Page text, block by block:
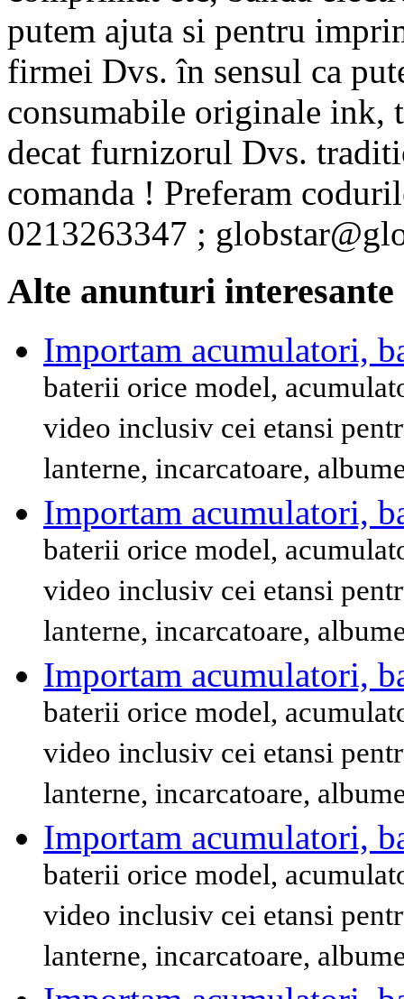
putem ajuta si pentru
firmei Dvs. în sensul ca
consumabile originale ink,
decat furnizorul Dvs.
comanda ! Preferam
0213263347 ;
Alte anunturi interesante
Importam acumulatori,
baterii orice model,
video inclusiv cei etansi
lanterne, incarcatoare,
Importam acumulatori,
baterii orice model,
video inclusiv cei etansi
lanterne, incarcatoare,
Importam acumulatori,
baterii orice model,
video inclusiv cei etansi
lanterne, incarcatoare,
Importam acumulatori,
baterii orice model,
video inclusiv cei etansi
lanterne, incarcatoare,